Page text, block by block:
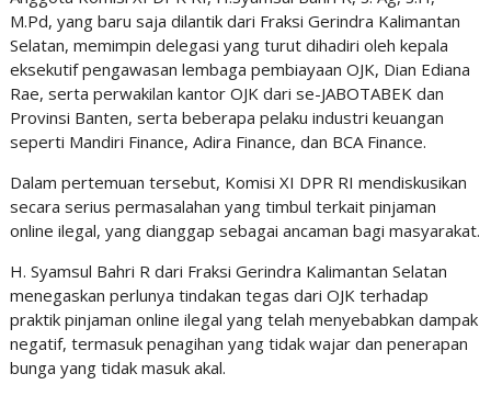
M.Pd, yang baru saja dilantik dari Fraksi Gerindra Kalimantan
Selatan, memimpin delegasi yang turut dihadiri oleh kepala
eksekutif pengawasan lembaga pembiayaan OJK, Dian Ediana
Rae, serta perwakilan kantor OJK dari se-JABOTABEK dan
Provinsi Banten, serta beberapa pelaku industri keuangan
seperti Mandiri Finance, Adira Finance, dan BCA Finance.
Dalam pertemuan tersebut, Komisi XI DPR RI mendiskusikan
secara serius permasalahan yang timbul terkait pinjaman
online ilegal, yang dianggap sebagai ancaman bagi masyarakat.
H. Syamsul Bahri R dari Fraksi Gerindra Kalimantan Selatan
menegaskan perlunya tindakan tegas dari OJK terhadap
praktik pinjaman online ilegal yang telah menyebabkan dampak
negatif, termasuk penagihan yang tidak wajar dan penerapan
bunga yang tidak masuk akal.